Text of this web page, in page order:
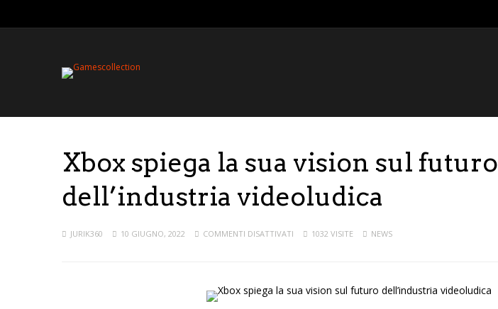
Xbox spiega la sua vision sul futuro
dell’industria videoludica
JURIK360 10 GIUGNO, 2022 COMMENTI DISATTIVATI 1032 VISITE NEWS